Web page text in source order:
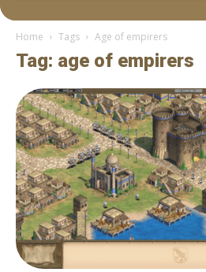
Home Tags Age of empirers
Tag: age of empirers